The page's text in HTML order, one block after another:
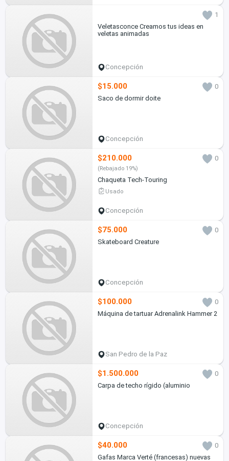
1
Veletasconce Creamos tus ideas en
veletas animadas
Concepción
$15.000
0
Saco de dormir doite
Concepción
$210.000 0
(Rebajado 19%)
Chaqueta Tech-Touring
Usado
Concepción
$75.000
0
Skateboard Creature
Concepción
$100.000
0
Máquina de tartuar Adrenalink Hammer 2
San Pedro de la Paz
$1.500.000
0
Carpa de techo rígido (aluminio
Concepción
$40.000
0
Gafas Marca Verté (francesas) nuevas